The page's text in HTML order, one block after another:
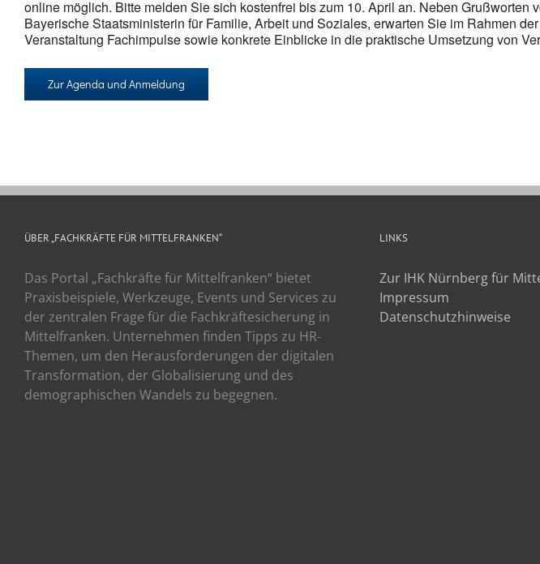
online möglich. Bitte melden Sie sich kostenfrei bis zum 10. April an. Neben Grußworten
Bayerische Staatsministerin für Familie, Arbeit und Soziales, erwarten Sie im Rahmen
Veranstaltung Fachimpulse sowie konkrete Einblicke in die praktische Umsetzung von
Zur Agenda und Anmeldung
ÜBER „FACHKRÄFTE FÜR MITTELFRANKEN“
Das Portal „Fachkräfte für Mittelfranken“ bietet
Praxisbeispiele, Werkzeuge, Events und Services zu
der zentralen Frage für die Fachkräftesicherung in
Mittelfranken. Unternehmen finden Tipps zu HR-
Themen, um den Herausforderungen der digitalen
Transformation, der Globalisierung und des
demographischen Wandels zu begegnen.
LINKS
Zur IHK Nürnberg für
Impressum
Datenschutzhinweise